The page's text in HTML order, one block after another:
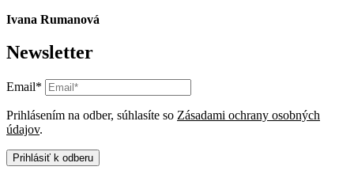
Ivana Rumanová
Newsletter
Email*
Prihlásením na odber, súhlasíte so Zásadami ochrany osobných
údajov.
Prihlásiť k odberu